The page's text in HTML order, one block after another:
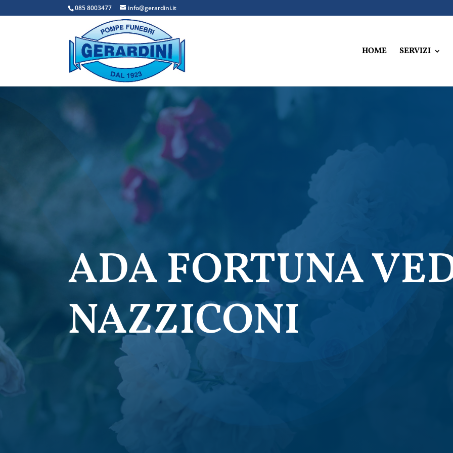
085 8003477 info@gerardini.it
HOME SERVIZI
ADA FORTUNA
NAZZICONI